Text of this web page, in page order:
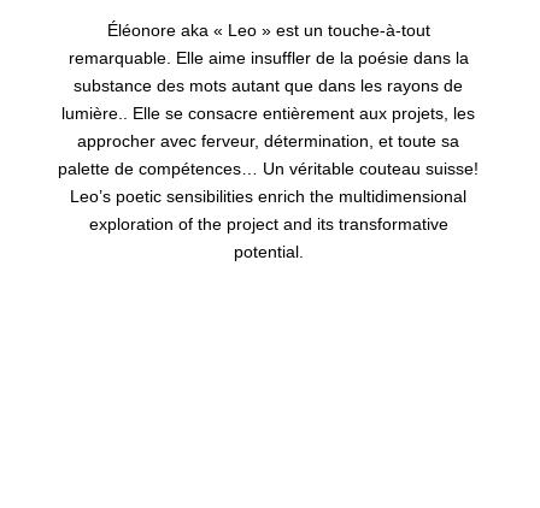
Éléonore aka « Leo » est un touche-à-tout
remarquable. Elle aime insuffler de la poésie dans la
substance des mots autant que dans les rayons de
lumière.. Elle se consacre entièrement aux projets, les
approcher avec ferveur, détermination, et toute sa
palette de compétences… Un véritable couteau suisse!
Leo’s poetic sensibilities enrich the multidimensional
exploration of the project and its transformative
potential.